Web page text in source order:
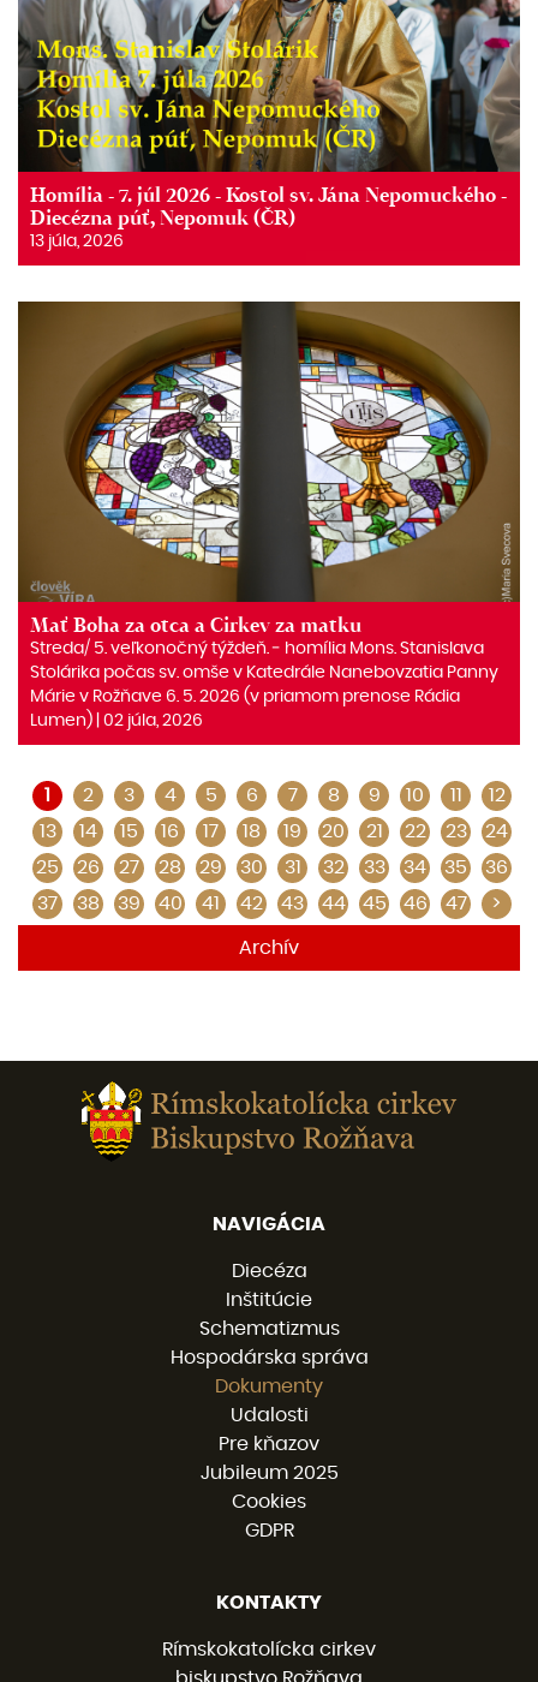
Homília - 7. júl 2026 - Kostol sv. Jána Nepomuckého -
Diecézna púť, Nepomuk (ČR)
13 júla, 2026
Mať Boha za otca a Cirkev za matku
Streda/ 5. veľkonočný týždeň. ‒ homília Mons. Stanislava
Stolárika počas sv. omše v Katedrále Nanebovzatia Panny
Márie v Rožňave 6. 5. 2026 (v priamom prenose Rádia
Lumen) | 02 júla, 2026
1 2 3 4 5 6 7 8 9 10 11
12
13
14 15 16 17 18 19 20 21 22 23
24
25
26 27 28 29 30 31 32 33 34 35
36
37
38 39 40 41 42 43 44 45 46 47 >
Archív
NAVIGÁCIA
Diecéza
Inštitúcie
Schematizmus
Hospodárska správa
Dokumenty
Udalosti
Pre kňazov
Jubileum 2025
Cookies
GDPR
KONTAKTY
Rímskokatolícka cirkev